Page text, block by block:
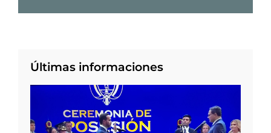
Últimas informaciones